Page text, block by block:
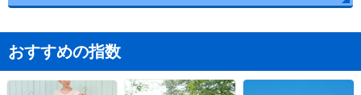
おすすめの指数